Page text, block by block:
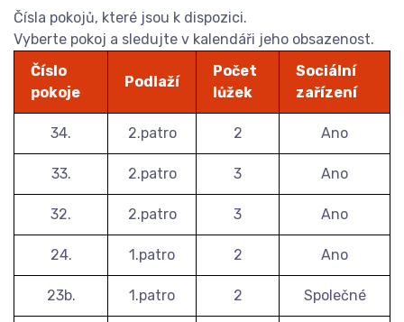
Čísla pokojů, které jsou k dispozici.
Vyberte pokoj a sledujte v kalendáři jeho obsazenost.
Číslo
pokoje
Podlaží
Počet
lůžek
Sociální
zařízení
34. 2.patro 2 Ano
33. 2.patro 3 Ano
32. 2.patro 3 Ano
24. 1.patro 2 Ano
23b. 1.patro 2 Společné